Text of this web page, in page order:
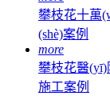
攀枝花十萬
(shè)案例
more
攀枝花醫(yī)
施工案例